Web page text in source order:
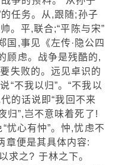
任务。从,跟随;孙子
。平,联合;“平陈与宋”
国,事见《左传·隐公四
顾虑。战争是残酷的,
失败的。远见卓识的
“不我以归”。“不我以
的话说即“我回不来
归”,岂不意味着死了!
忧心有忡”。忡,忧虑不
章便是其具体内容:
之? 于林之下。